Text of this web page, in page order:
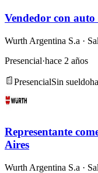
Vendedor con
Wurth Argentina S.a ·
Presencial·hace 2 años
PresencialSin sueldo
Representante
Aires
Wurth Argentina S.a ·